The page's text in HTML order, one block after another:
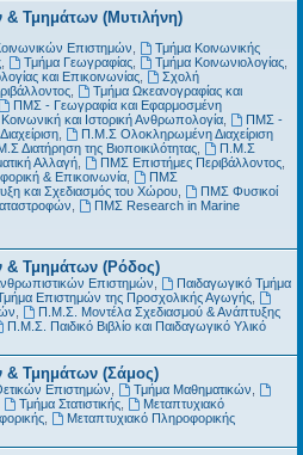
& Τμημάτων (Μυτιλήνη)
Επιστημών
Τμήμα Κοινωνικής
Τμήμα Γεωγραφίας, Τμήμα Κοινωνιολογίας,
και Επικοινωνίας,
Σχολή
,
Τμήμα Ωκεανογραφίας και
ΠΜΣ - Γεωγραφία και Εφαρμοσμένη
και Ιστορική Ανθρωπολογία,
ΠΜΣ -
Π.Μ.Σ Ολοκληρωμένη Διαχείριση
Διατήρηση της Βιοποικιλότητας,
Π.Μ.Σ
Αλλαγή
ΠΜΣ Επιστήμες Περιβάλλοντος,
& Επικοινωνία,
ΠΜΣ
και Σχεδιασμός του Χώρου
ΠΜΣ Φυσικοί
ΠΜΣ Research in Marine
& Τμημάτων (Ρόδος)
Επιστημών
Παιδαγωγικό Τμήμα
Επιστημών της Προσχολικής Αγωγής,
Π.Μ.Σ. Μοντέλα Σχεδιασμού & Ανάπτυξης
Π.Μ.Σ. Παιδικό Βιβλίο και Παιδαγωγικό Υλικό
& Τμημάτων (Σάμος)
Επιστημών Τμήμα Μαθηματικών
Τμήμα Στατιστικής,
Μεταπτυχιακό
,
Μεταπτυχιακό Πληροφορικής